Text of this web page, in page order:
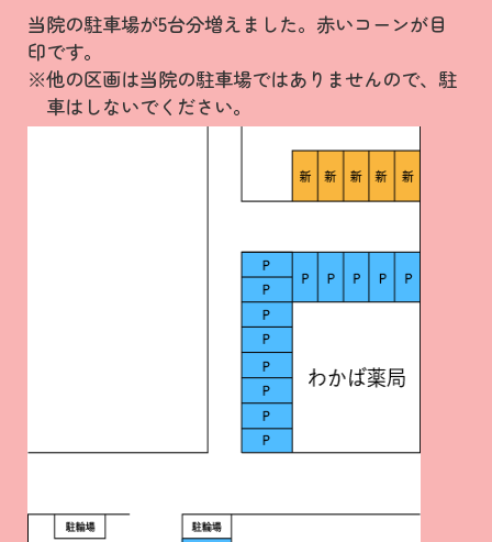
当院の駐車場が5台分増えました。赤いコーンが目
印です。
※他の区画は当院の駐車場ではありませんので、駐
車はしないでください。